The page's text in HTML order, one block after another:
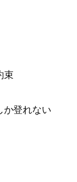
束
か登れない